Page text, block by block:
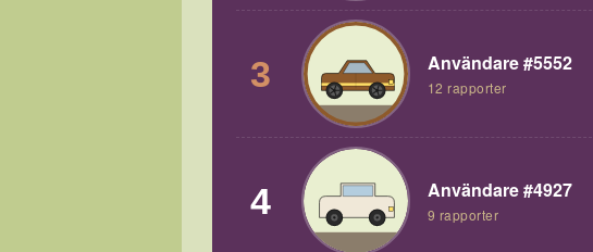
3 Användare #5552
12 rapporter
4 Användare #4927
9 rapporter